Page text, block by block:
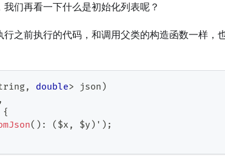
们再看一下什么是初始化列表呢？
之前执行的代码，和调用父类的构造函数一样，
, double> json )
,
{
( ) : ( $x , $y ) ' ) ;